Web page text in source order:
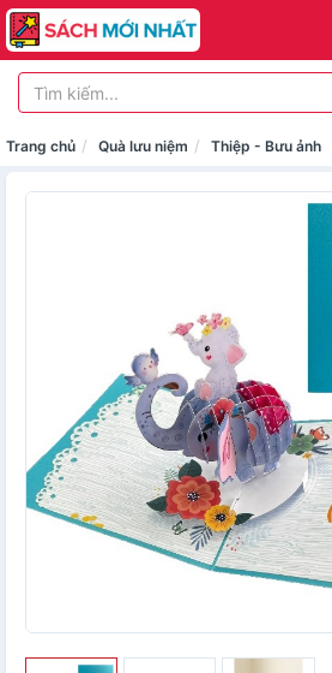
Trang chủ Quà lưu niệm Thiệp - Bưu ảnh